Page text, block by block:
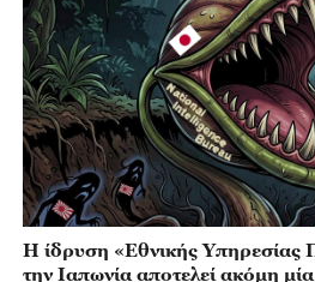
Η ίδρυση «Εθνικής
την Ιαπωνία αποτελεί ακόμη